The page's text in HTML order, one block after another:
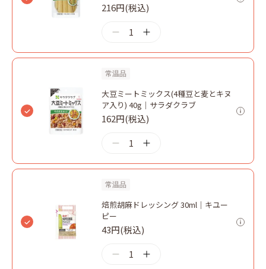
216円(税込)
1
常温品
大豆ミートミックス(4種豆と麦とキヌ
ア入り) 40g｜サラダクラブ
162円(税込)
1
常温品
焙煎胡麻ドレッシング 30ml｜キユー
ピー
43円(税込)
1